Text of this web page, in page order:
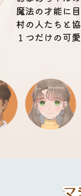
魔法の才能に
村の人たちと
１つだけの可